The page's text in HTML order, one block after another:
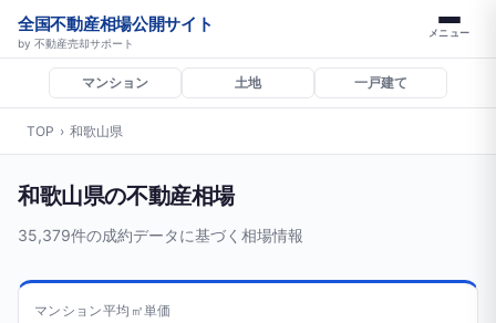
全国不動産相場公開サイト
by 不動産売却サポート
メニュー
マンション 土地 一戸建て
TOP › 和歌山県
和歌山県の不動産相場
35,379件の成約データに基づく相場情報
マンション平均㎡単価